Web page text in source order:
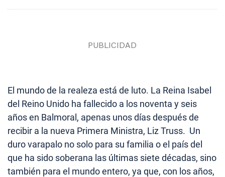
El mundo de la realeza está de luto. La Reina Isabel
del Reino Unido ha fallecido a los noventa y seis
años en Balmoral, apenas unos días después de
recibir a la nueva Primera Ministra, Liz Truss. Un
duro varapalo no solo para su familia o el país del
que ha sido soberana las últimas siete décadas, sino
también para el mundo entero, ya que, con los años,